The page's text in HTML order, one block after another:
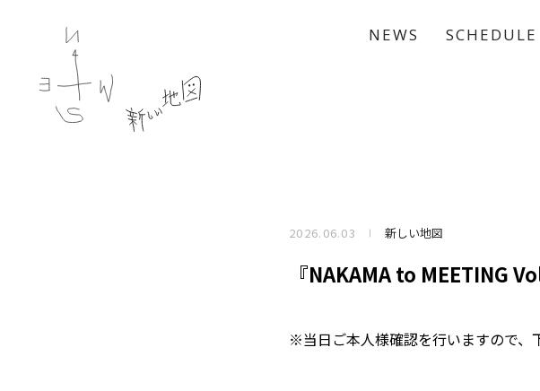
NEWS SCHEDULE
2026.06.03 新しい地図
『NAKAMA to MEETING
※当日ご本人様確認を行いますので、